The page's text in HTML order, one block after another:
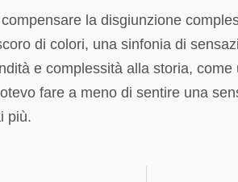
la disgiunzione
di colori, una sinfonia di
e complessità alla storia,
fare a meno di sentire una
più.